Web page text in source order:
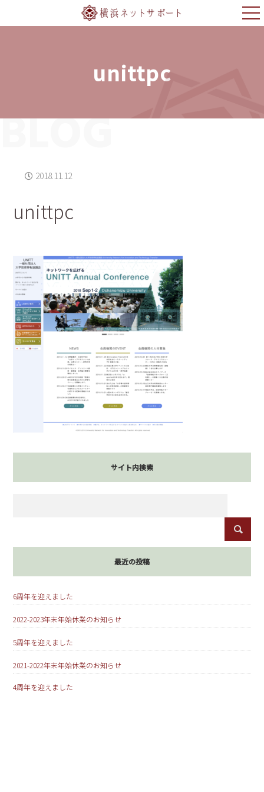
unittpc
BLOG
2018.11.12
unittpc
サイト内検索
最近の投稿
6周年を迎えました
2022-2023年末年始休業のお知らせ
5周年を迎えました
2021-2022年末年始休業のお知らせ
4周年を迎えました